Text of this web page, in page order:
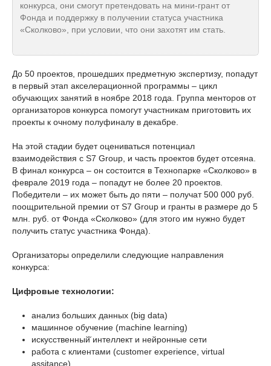
конкурса, они смогут претендовать на мини-грант от
Фонда и поддержку в получении статуса участника
«Сколково», при условии, что они захотят им стать.
До 50 проектов, прошедших предметную экспертизу, попадут
в первый этап акселерационной программы – цикл
обучающих занятий в ноябре 2018 года. Группа менторов от
организаторов конкурса помогут участникам приготовить их
проекты к очному полуфиналу в декабре.
На этой стадии будет оцениваться потенциал
взаимодействия с S7 Group, и часть проектов будет отсеяна.
В финал конкурса – он состоится в Технопарке «Сколково» в
феврале 2019 года – попадут не более 20 проектов.
Победители – их может быть до пяти – получат 500 000 руб.
поощрительной премии от S7 Group и гранты в размере до 5
млн. руб. от Фонда «Сколково» (для этого им нужно будет
получить статус участника Фонда).
Организаторы определили следующие направления
конкурса:
Цифровые технологии:
анализ больших данных (big data)
машинное обучение (machine learning)
искусственный̆ интеллект и нейронные сети
работа с клиентами (customer experience, virtual
assitance)